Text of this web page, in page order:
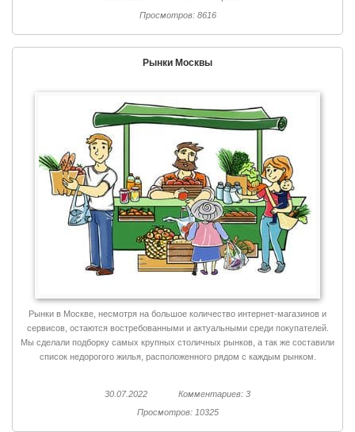
Просмотров: 8616
Рынки Москвы
Рынки в Москве, несмотря на большое количество интернет-магазинов и
сервисов, остаются востребованными и актуальными среди покупателей.
Мы сделали подборку самых крупных столичных рынков, а так же составили
список недорогого жилья, расположенного рядом с каждым рынком.
30.07.2022
Комментариев: 3
Просмотров: 10325